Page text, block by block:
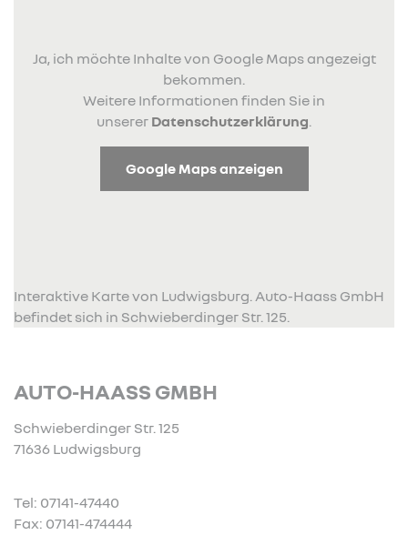
Ja, ich möchte Inhalte von Google Maps angezeigt
bekommen.
Weitere Informationen finden Sie in
unserer Datenschutzerklärung
Google Maps anzeigen
Interaktive Karte von Ludwigsburg. Auto-Haass GmbH
befindet sich in Schwieberdinger Str. 125.
AUTO-HAASS GMBH
Schwieberdinger Str. 125
71636 Ludwigsburg
Tel: 07141-47440
Fax: 07141-474444